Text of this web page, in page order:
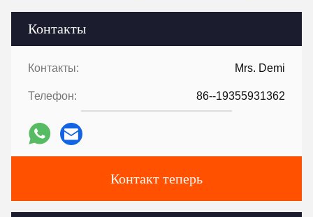
Контакты
Контакты: Mrs. Demi
Телефон: 86--19355931362
Контакт теперь